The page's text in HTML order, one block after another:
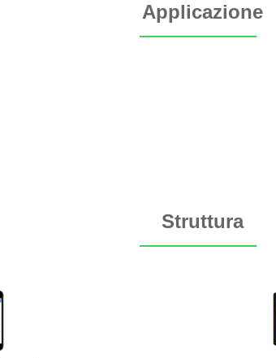
Applicazione
Struttura